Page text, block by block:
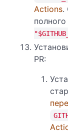
Actions.
PR: